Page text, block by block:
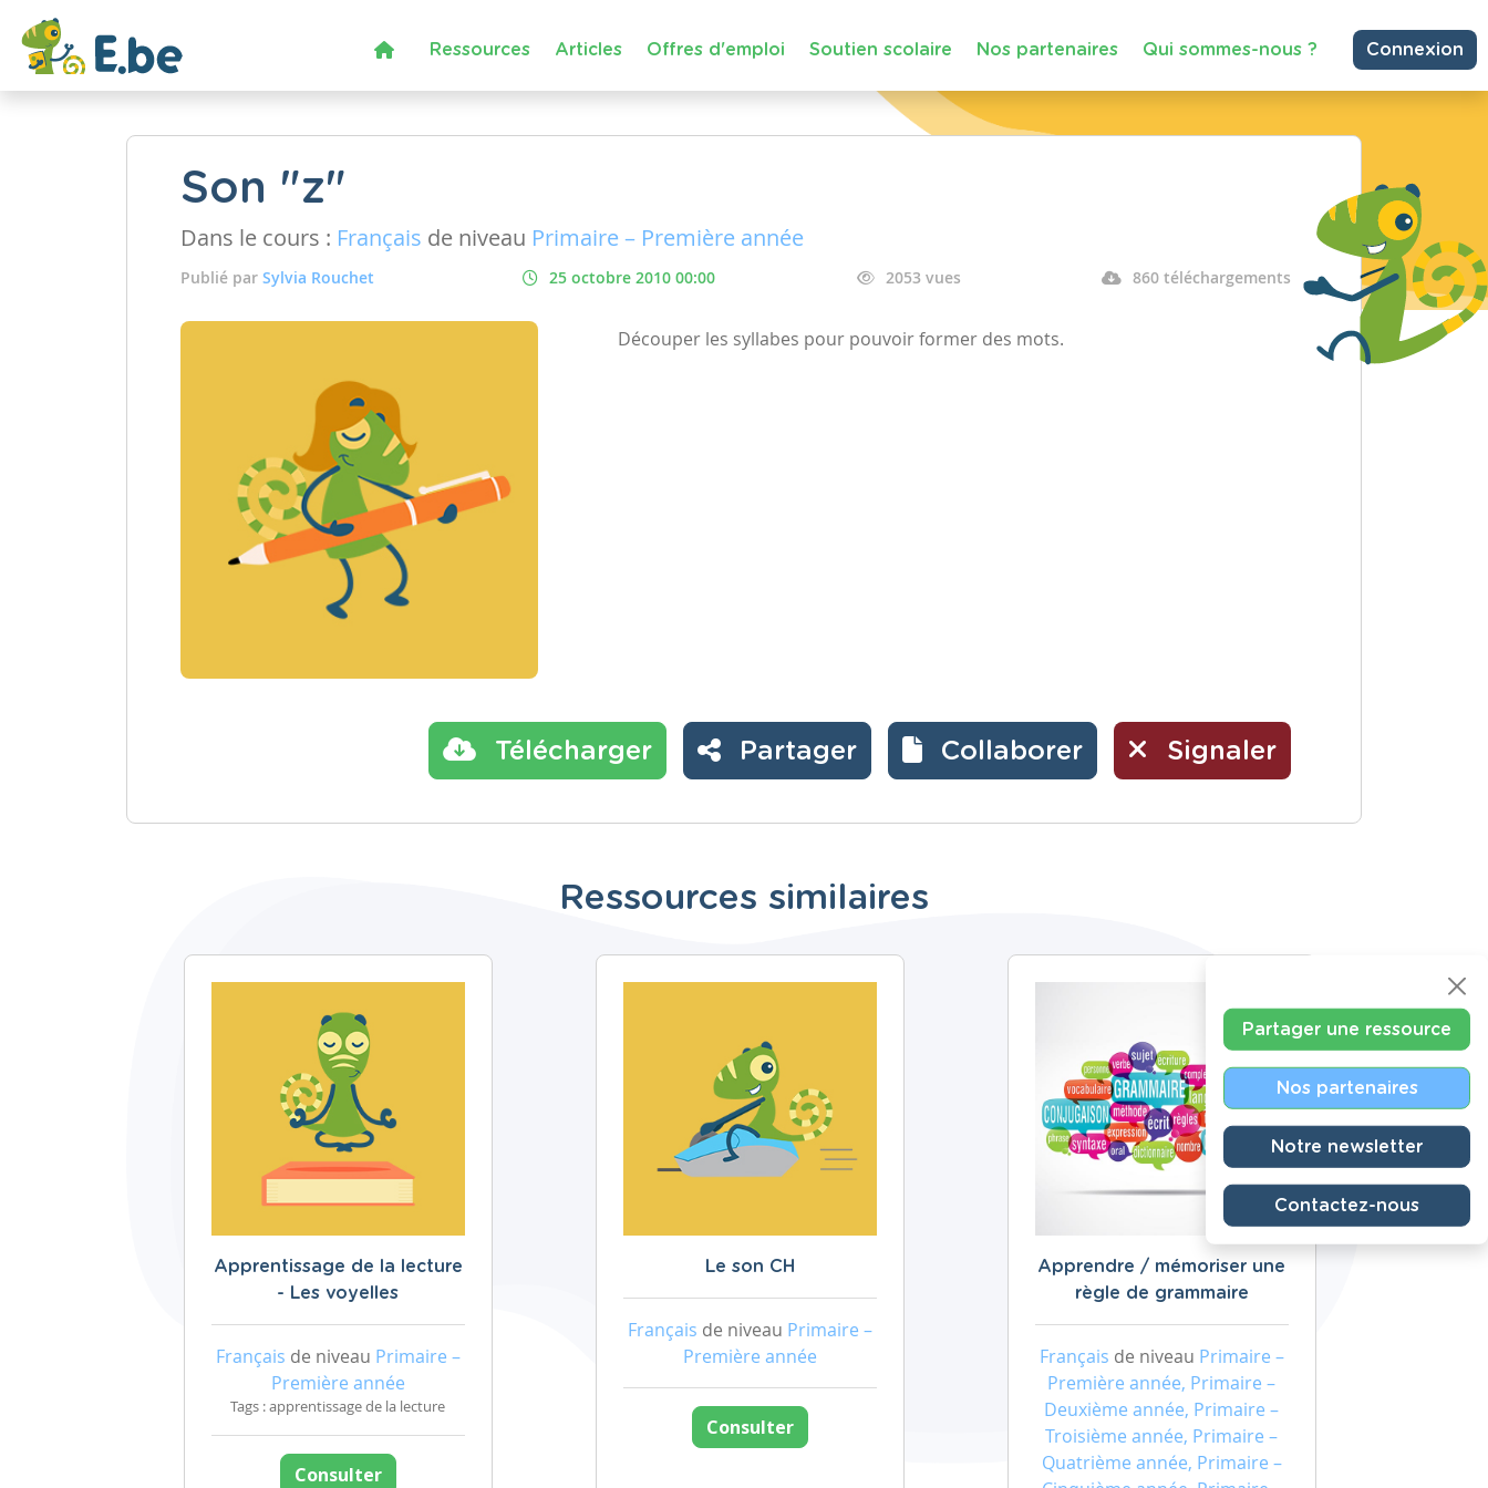
Ressources Articles Offres d'emploi Soutien scolaire Nos partenaires Qui sommes-nous ? Connexion
Son "z"
Dans le cours : Français de niveau Primaire – Première année
Publié par Sylvia Rouchet 25 octobre 2010 00:00 2053 vues 860 téléchargements
Découper les syllabes pour pouvoir former des mots.
Télécharger Partager Collaborer Signaler
Ressources similaires
Apprentissage de la lecture
- Les voyelles
Français de niveau Primaire –
Première année
Tags : apprentissage de la lecture
Consulter
Le son CH
Français de niveau Primaire –
Première année
Consulter
Apprendre / mémoriser une
règle de grammaire
Français de niveau Primaire –
Première année, Primaire –
Deuxième année, Primaire –
Troisième année, Primaire –
Quatrième année, Primaire –
Partager une ressource
Nos partenaires
Notre newsletter
Contactez-nous